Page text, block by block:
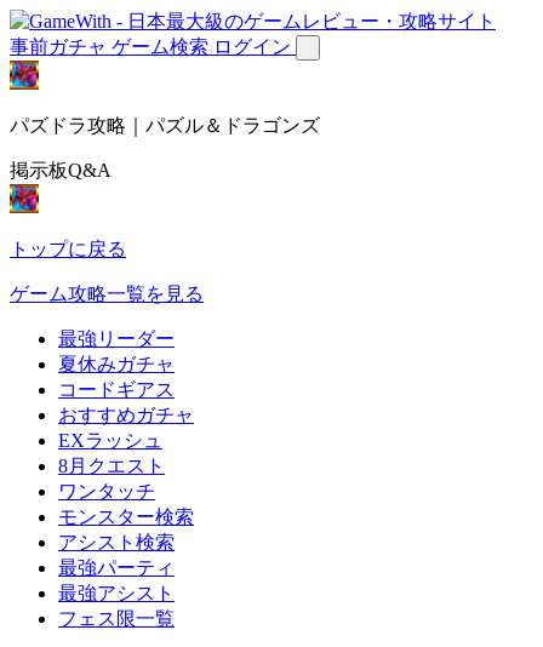
事前ガチャ ゲーム検索 ログイン
パズドラ攻略｜パズル＆ドラゴンズ
掲示板Q&A
トップに戻る
ゲーム攻略一覧を見る
最強リーダー
夏休みガチャ
コードギアス
おすすめガチャ
EXラッシュ
8月クエスト
ワンタッチ
モンスター検索
アシスト検索
最強パーティ
最強アシスト
フェス限一覧